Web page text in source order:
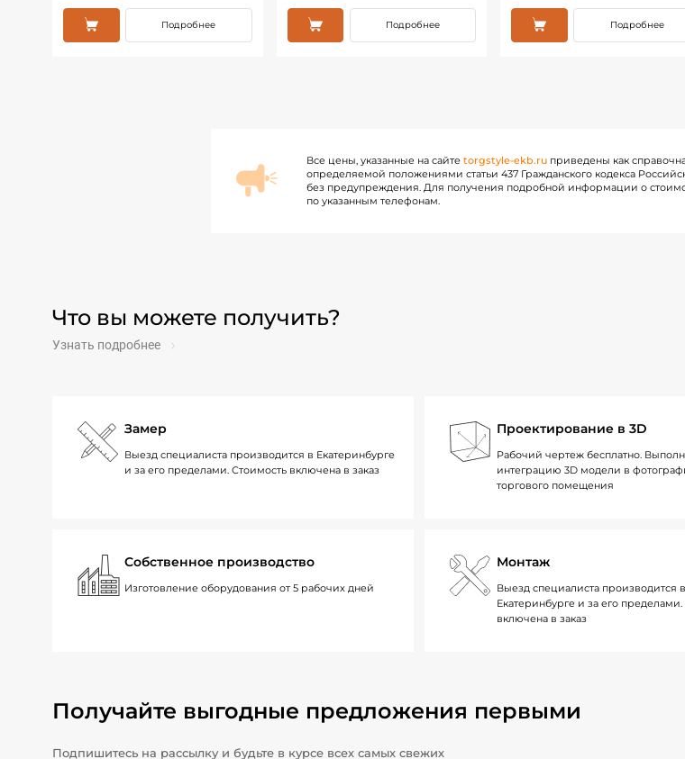
Подробнее Подробнее Подробнее
Все цены, указанные на сайте torgstyle-ekb.ru приведены как
определяемой положениями статьи 437 Гражданского кодекса
без предупреждения. Для получения подробной информации о
по указанным телефонам.
Что вы можете получить?
Узнать подробнее
Замер
Выезд специалиста производится в Екатеринбурге
и за его пределами. Стоимость включена в заказ
Проектирование в 3D
Рабочий чертеж бесплатно.
интеграцию 3D модели в
торгового помещения
Собственное производство
Изготовление оборудования от 5 рабочих дней
Монтаж
Выезд специалиста производится в
Екатеринбурге и за его
включена в заказ
Получайте выгодные предложения первыми
Подпишитесь на рассылку и будьте в курсе всех самых свежих